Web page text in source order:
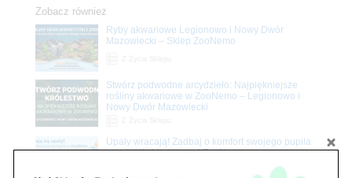
Zobacz również
Ryby akwariowe Legionowo i Nowy Dwór
Mazowiecki – Sklep ZooNemo
Stwórz podwodne arcydzieło: Najpiękniejsze
rośliny akwariowe w ZooNemo – Legionowo i
Nowy Dwór Mazowiecki
Upały wracają! Zadbaj o komfort swojego pupila
z matami chłodzącymi ZooNemo